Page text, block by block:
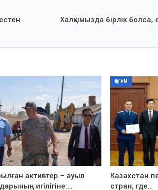
Халқымызда бірлік болса,
активтер – ауыл
игілігіне:…
ҚОҒАМ
Казахстан
стран, где…